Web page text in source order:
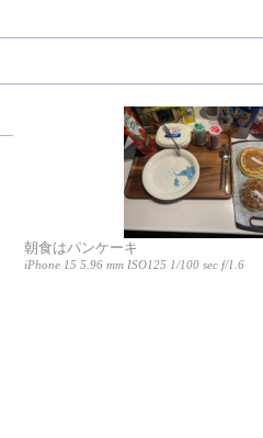
朝食はパンケーキ
iPhone 15 5.96 mm ISO125 1/100 sec f/1.6